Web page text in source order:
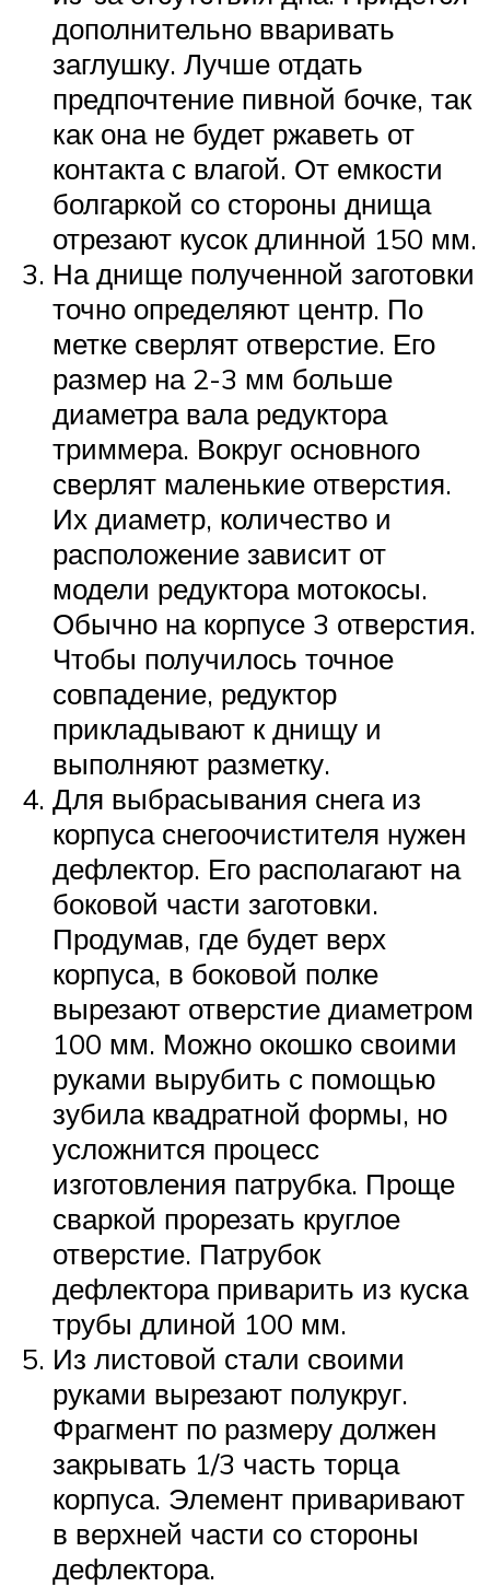
дополнительно вваривать
заглушку. Лучше отдать
предпочтение пивной бочке, так
как она не будет ржаветь от
контакта с влагой. От емкости
болгаркой со стороны днища
отрезают кусок длинной 150 мм.
На днище полученной заготовки
точно определяют центр. По
метке сверлят отверстие. Его
размер на 2-3 мм больше
диаметра вала редуктора
триммера. Вокруг основного
сверлят маленькие отверстия.
Их диаметр, количество и
расположение зависит от
модели редуктора мотокосы.
Обычно на корпусе 3 отверстия.
Чтобы получилось точное
совпадение, редуктор
прикладывают к днищу и
выполняют разметку.
Для выбрасывания снега из
корпуса снегоочистителя нужен
дефлектор. Его располагают на
боковой части заготовки.
Продумав, где будет верх
корпуса, в боковой полке
вырезают отверстие диаметром
100 мм. Можно окошко своими
руками вырубить с помощью
зубила квадратной формы, но
усложнится процесс
изготовления патрубка. Проще
сваркой прорезать круглое
отверстие. Патрубок
дефлектора приварить из куска
трубы длиной 100 мм.
Из листовой стали своими
руками вырезают полукруг.
Фрагмент по размеру должен
закрывать 1/3 часть торца
корпуса. Элемент приваривают
в верхней части со стороны
дефлектора.